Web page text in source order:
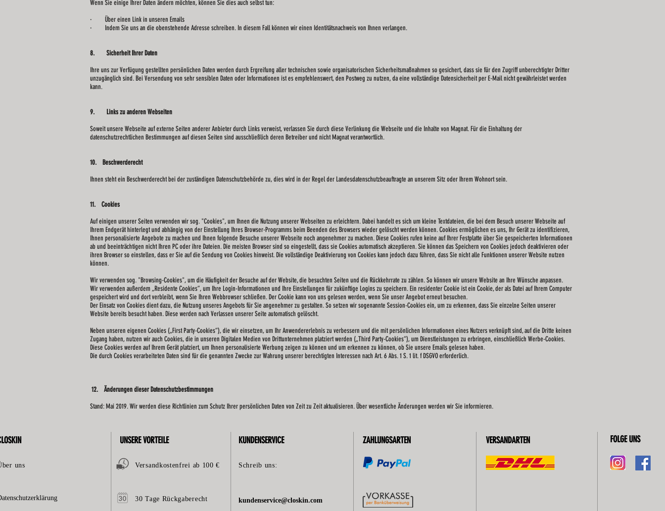
Wenn Sie einige Ihrer Daten ändern möchten, können Sie dies auch selbst tun:
· Über einen Link in unseren Emails
· Indem Sie uns an die obenstehende Adresse schreiben. In diesem Fall können wir einen Identitätsnachweis von Ihnen verlangen.
8. Sicherheit Ihrer Daten
Ihre uns zur Verfügung gestellten persönlichen Daten werden durch Ergreifung aller technischen sowie organisatorischen Sicherheitsmaßnahmen so gesichert, dass sie für den Zugriff unberechtigter Dritter
unzugänglich sind. Bei Versendung von sehr sensiblen Daten oder Informationen ist es empfehlenswert, den Postweg zu nutzen, da eine vollständige Datensicherheit per E-Mail nicht gewährleistet werden
kann.
9. Links zu anderen Webseiten
Soweit unsere Webseite auf externe Seiten anderer Anbieter durch Links verweist, verlassen Sie durch diese Verlinkung die Webseite und die Inhalte von Magnat. Für die Einhaltung der
datenschutzrechtlichen Bestimmungen auf diesen Seiten sind ausschließlich deren Betreiber und nicht Magnat verantwortlich.
10. Beschwerderecht
Ihnen steht ein Beschwerderecht bei der zuständigen Datenschutzbehörde zu, dies wird in der Regel der Landesdatenschutzbeauftragte an unserem Sitz oder Ihrem Wohnort sein.
11. Cookies
Auf einigen unserer Seiten verwenden wir sog. "Cookies", um Ihnen die Nutzung unserer Webseiten zu erleichtern. Dabei handelt es sich um kleine Textdateien, die bei dem Besuch unserer Webseite auf
Ihrem Endgerät hinterlegt und abhängig von der Einstellung Ihres Browser-Programms beim Beenden des Browsers wieder gelöscht werden können. Cookies ermöglichen es uns, Ihr Gerät zu identifizieren,
Ihnen personalisierte Angebote zu machen und Ihnen folgende Besuche unserer Webseite noch angenehmer zu machen. Diese Cookies rufen keine auf Ihrer Festplatte über Sie gespeicherten Informationen
ab und beeinträchtigen nicht Ihren PC oder ihre Dateien. Die meisten Browser sind so eingestellt, dass sie Cookies automatisch akzeptieren. Sie können das Speichern von Cookies jedoch deaktivieren oder
ihren Browser so einstellen, dass er Sie auf die Sendung von Cookies hinweist. Die vollständige Deaktivierung von Cookies kann jedoch dazu führen, dass Sie nicht alle Funktionen unserer Website nutzen
können.
Wir verwenden sog. "Browsing-Cookies", um die Häufigkeit der Besuche auf der Website, die besuchten Seiten und die Rückkehrrate zu zählen. So können wir unsere Website an Ihre Wünsche anpassen.
Wir verwenden außerdem „Residente Cookies“, um Ihre Login-Informationen und Ihre Einstellungen für zukünftige Logins zu speichern. Ein residenter Cookie ist ein Cookie, der als Datei auf Ihrem Computer
gespeichert wird und dort verbleibt, wenn Sie Ihren Webbrowser schließen. Der Cookie kann von uns gelesen werden, wenn Sie unser Angebot erneut besuchen.
Der Einsatz von Cookies dient dazu, die Nutzung unseres Angebots für Sie angenehmer zu gestalten. So setzen wir sogenannte Session-Cookies ein, um zu erkennen, dass Sie einzelne Seiten unserer
Website bereits besucht haben. Diese werden nach Verlassen unserer Seite automatisch gelöscht.
Neben unseren eigenen Cookies („First Party-Cookies“), die wir einsetzen, um Ihr Anwendererlebnis zu verbessern und die mit persönlichen Informationen eines Nutzers verknüpft sind, auf die Dritte keinen
Zugang haben, nutzen wir auch Cookies, die in unseren Digitalen Medien von Drittunternehmen platziert werden („Third Party-Cookies“), um Dienstleistungen zu erbringen, einschließlich Werbe-Cookies.
Diese Cookies werden auf Ihrem Gerät platziert, um Ihnen personalisierte Werbung zeigen zu können und um erkennen zu können, ob Sie unsere Emails gelesen haben.
Die durch Cookies verarbeiteten Daten sind für die genannten Zwecke zur Wahrung unserer berechtigten Interessen nach Art. 6 Abs. 1 S. 1 lit. f DSGVO erforderlich.
12. Änderungen dieser Datenschutzbestimmungen
Stand: Mai 2019. Wir werden diese Richtlinien zum Schutz Ihrer persönlichen Daten von Zeit zu Zeit aktualisieren. Über wesentliche Änderungen werden wir Sie informieren.
uns
UNSERE VORTEILE
Versandkostenfrei ab 100 €
30 Tage Rückgaberecht
KUNDENSERVICE
Schreib uns:
kundenservice@closkin.com
ZAHLUNGSARTEN VERSANDARTEN FOLGE UNS